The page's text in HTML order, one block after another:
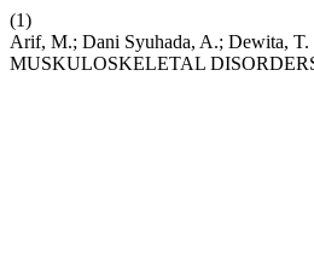
(1)
Arif, M.; Dani Syuhada, A.; Dewita,
MUSKULOSKELETAL